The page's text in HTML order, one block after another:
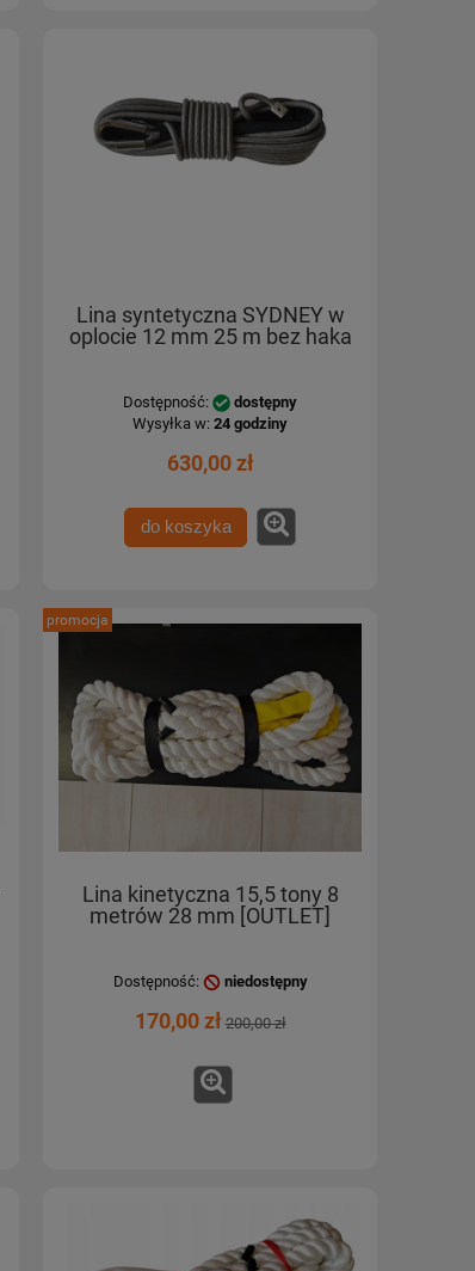
Lina syntetyczna SYDNEY w
oplocie 12 mm 25 m bez haka
Dostępność:
dostępny
Wysyłka w: 24 godziny
630,00 zł
do koszyka
Lina kinetyczna 15,5 tony 8
metrów 28 mm [OUTLET]
Dostępność: niedostępny
170,00 zł 200,00 zł
promocja